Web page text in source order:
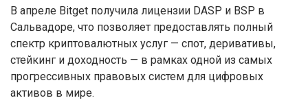
В апреле Bitget получила лицензии DASP и BSP в
Сальвадоре, что позволяет предоставлять полный
спектр криптовалютных услуг — спот, деривативы,
стейкинг и доходность — в рамках одной из самых
прогрессивных правовых систем для цифровых
активов в мире.